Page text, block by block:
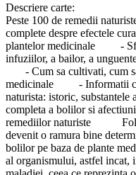
Descriere carte:
Peste 100 de remedii
complete despre efectele
plantelor medicinale -
infuziilor, a bailor, a
- Cum sa cultivati, cum sa
medicinale - Informatii
naturista: istoric,
completa a bolilor si
remediilor naturiste
devenit o ramura bine
bolilor pe baza de plante
al organismului, astfel incat,